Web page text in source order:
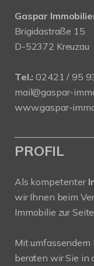
Gaspar
Brigidastraße 15
D-52372 Kreuzau
Tel.: 02421 / 95
mail@gaspar-
www.gaspar-
PROFIL
Als kompetenter
wir Ihnen beim
Immobilie zur Seite.
Mit umfassendem
beraten wir Sie in